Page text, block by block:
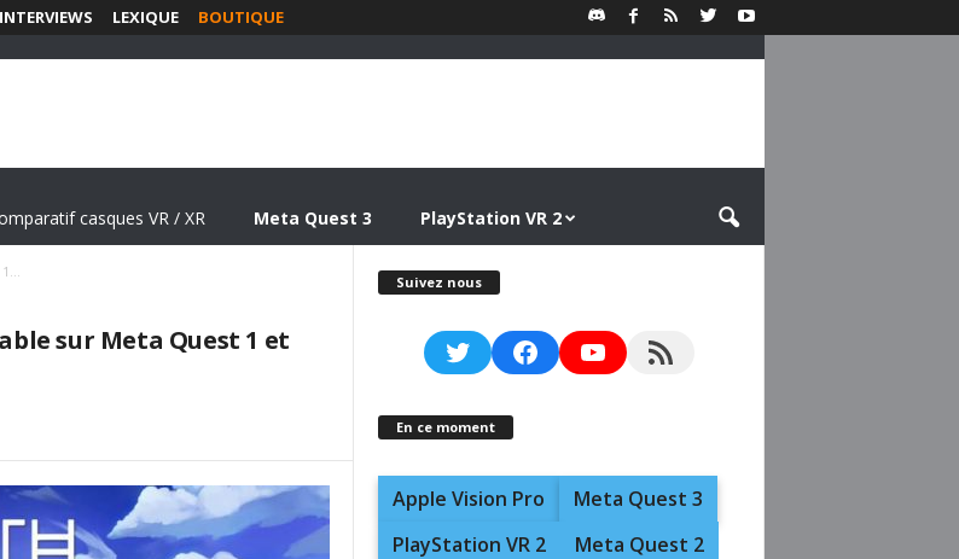
INTERVIEWS LEXIQUE BOUTIQUE
casques VR / XR Meta Quest 3 PlayStation VR 2
sur Meta Quest 1 et
Suivez nous
TwitterFacebookYouTubeRSS Feed
En ce moment
Apple Vision Pro
Meta Quest 3
PlayStation VR 2
Meta Quest 2